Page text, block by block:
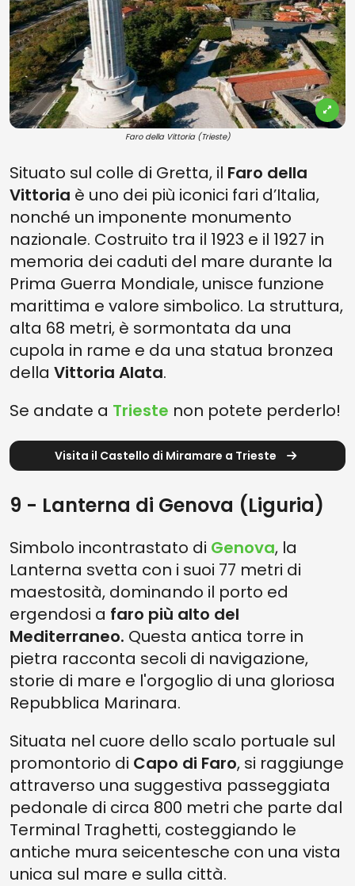
Faro della Vittoria (Trieste)
Situato sul colle di Gretta, il Faro della
Vittoria è uno dei più iconici fari d’Italia,
nonché un imponente monumento
nazionale. Costruito tra il 1923 e il 1927 in
memoria dei caduti del mare durante la
Prima Guerra Mondiale, unisce funzione
marittima e valore simbolico. La struttura,
alta 68 metri, è sormontata da una
cupola in rame e da una statua bronzea
della Vittoria Alata.
Se andate a Trieste non potete perderlo!
Visita il Castello di Miramare a Trieste
9 - Lanterna di Genova (Liguria)
Simbolo incontrastato di Genova, la
Lanterna svetta con i suoi 77 metri di
maestosità, dominando il porto ed
ergendosi a faro più alto del
Mediterraneo. Questa antica torre in
pietra racconta secoli di navigazione,
storie di mare e l'orgoglio di una gloriosa
Repubblica Marinara.
Situata nel cuore dello scalo portuale sul
promontorio di Capo di Faro, si raggiunge
attraverso una suggestiva passeggiata
pedonale di circa 800 metri che parte dal
Terminal Traghetti, costeggiando le
antiche mura seicentesche con una vista
unica sul mare e sulla città.